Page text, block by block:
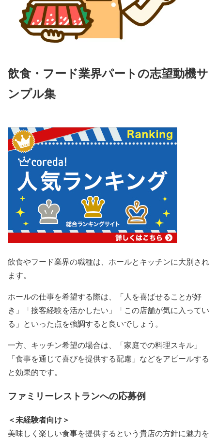
飲食・フード業界パートの志望動機サ
ンプル集
飲食やフード業界の職種は、ホールとキッチンに大別され
ます。
ホールの仕事を希望する際は、「人を喜ばせることが好
き」「接客経験を活かしたい」「この店舗が気に入ってい
る」といった点を強調すると良いでしょう。
一方、キッチン希望の場合は、「家庭での料理スキル」
「食事を通じて喜びを提供する配慮」などをアピールする
と効果的です。
ファミリーレストランへの応募例
＜未経験者向け＞
美味しく楽しい食事を提供するという貴店の方針に魅力を